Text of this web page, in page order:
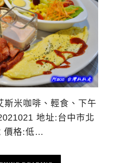
斯米咖啡、輕食、下午
地址:台中市北
價格:低…